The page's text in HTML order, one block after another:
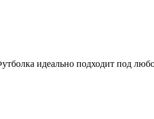
идеально подходит под